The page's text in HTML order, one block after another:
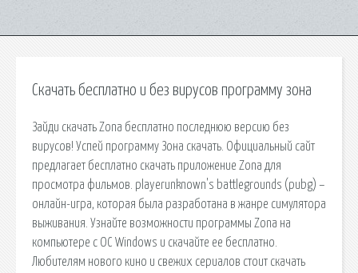
Скачать бесплатно и без вирусов программу зона
Зайди скачать Zona бесплатно последнюю версию без
вирусов! Успей программу Зона скачать. Официальный сайт
предлагает бесплатно скачать приложение Zona для
просмотра фильмов. playerunknown's battlegrounds (pubg) –
онлайн-игра, которая была разработана в жанре симулятора
выживания. Узнайте возможности программы Zona на
компьютере с ОС Windows и скачайте ее бесплатно.
Любителям нового кино и свежих сериалов стоит скачать